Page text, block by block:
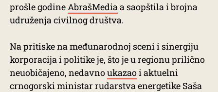
prošle godine AbrašMedia a saopštila i brojna
udruženja civilnog društva.
Na pritiske na međunarodnoj sceni i sinergiju
korporacija i politike je, što je u regionu prilično
neuobičajeno, nedavnoukazaoi aktuelni
crnogorski ministar rudarstva energetike Saša